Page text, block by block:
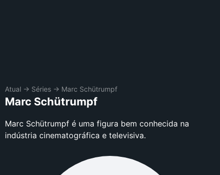
Atual → Séries → Marc Schütrumpf
Marc Schütrumpf
Marc Schütrumpf é uma figura bem conhecida na
indústria cinematográfica e televisiva.